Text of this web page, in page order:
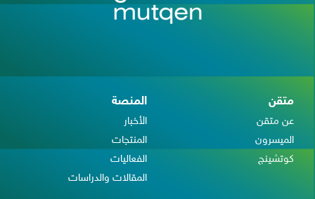
متقن
عن متقن
الميسرون
كوتشينج
المنصة
الأخبار
المنتجات
الفعاليات
المقالات والدراسات